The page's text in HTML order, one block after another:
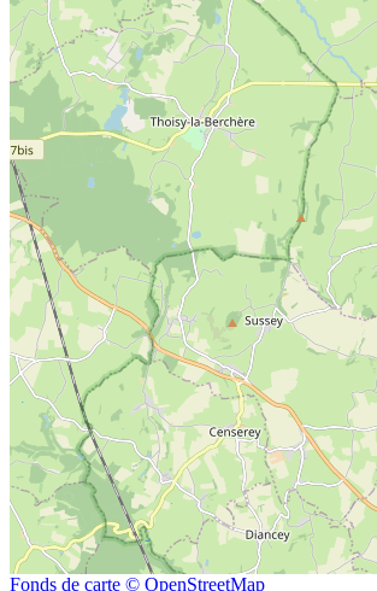
Fonds de carte © OpenStreetMap